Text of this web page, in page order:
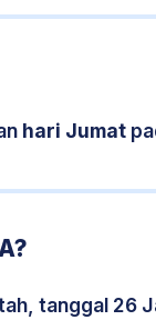
hari Jumat
tanggal 26